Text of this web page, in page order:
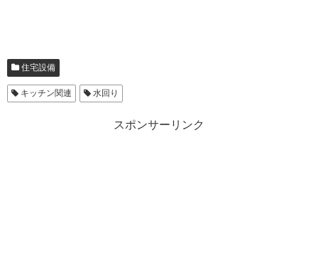
住宅設備
キッチン関連 水回り
スポンサーリンク